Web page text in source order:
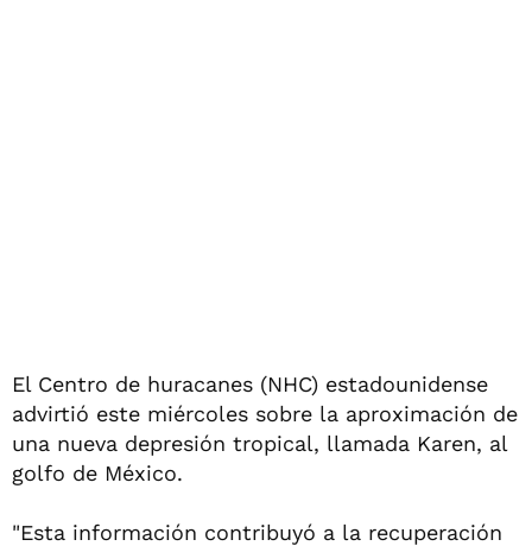
El Centro de huracanes (NHC) estadounidense
advirtió este miércoles sobre la aproximación de
una nueva depresión tropical, llamada Karen, al
golfo de México.
"Esta información contribuyó a la recuperación